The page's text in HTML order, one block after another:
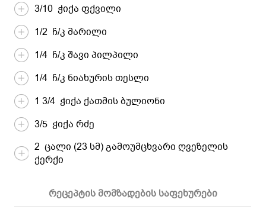
3/10 ჭიქა ფქვილი
1/2 ჩ/კ მარილი
1/4 ჩ/კ შავი პილპილი
1/4 ჩ/კ ნიახურის თესლი
1 3/4 ჭიქა ქათმის ბულიონი
3/5 ჭიქა რძე
2 ცალი (23 სმ) გამოუმცხვარი ღვეზელის
ქერქი
რეცეპტის მომზადების საფეხურები